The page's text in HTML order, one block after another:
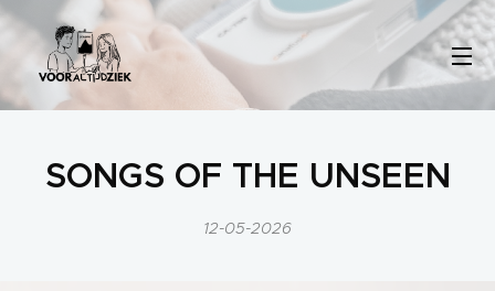
SONGS OF THE UNSEEN
12-05-2026